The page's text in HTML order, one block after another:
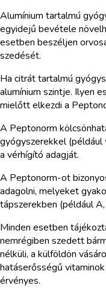
Alumínium tartalmú
egyidejű bevétele
esetben beszéljen
szedését.
Ha citrát tartalmú
alumínium szintje. Ilyen
mielőtt elkezdi a
A Peptonorm
gyógyszerekkel (például
a vérhígító adagját.
A Peptonorm-ot
adagolni, melyeket
tápszerekben (például A,
Minden esetben
nemrégiben szedett
nélküli, a külföldön
hatáserősségű
érvényes.